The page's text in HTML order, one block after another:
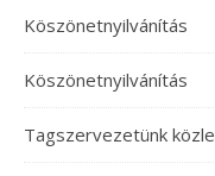
Köszönetnyilvánítás
Köszönetnyilvánítás
Tagszervezetünk